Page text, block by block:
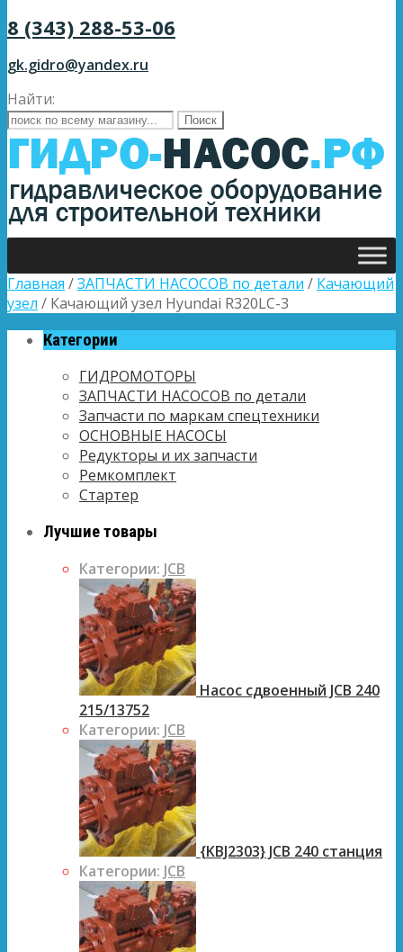
8 (343) 288-53-06
gk.gidro@yandex.ru
Найти:
Главная /ЗАПЧАСТИ НАСОСОВ по детали / Качающий
узел / Качающий узел Hyundai R320LC-3
Категории
ГИДРОМОТОРЫ
ЗАПЧАСТИ НАСОСОВ по детали
Запчасти по маркам спецтехники
ОСНОВНЫЕ НАСОСЫ
Редукторы и их запчасти
Ремкомплект
Стартер
Лучшие товары
Категории: JCB
Насос сдвоенный JCB 240
215/13752
Категории: JCB
{KBJ2303} JCB 240 станция
Категории: JCB